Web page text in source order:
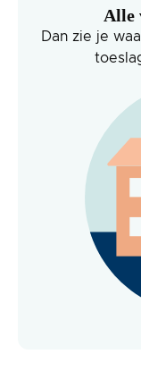
Alle
Dan zie je